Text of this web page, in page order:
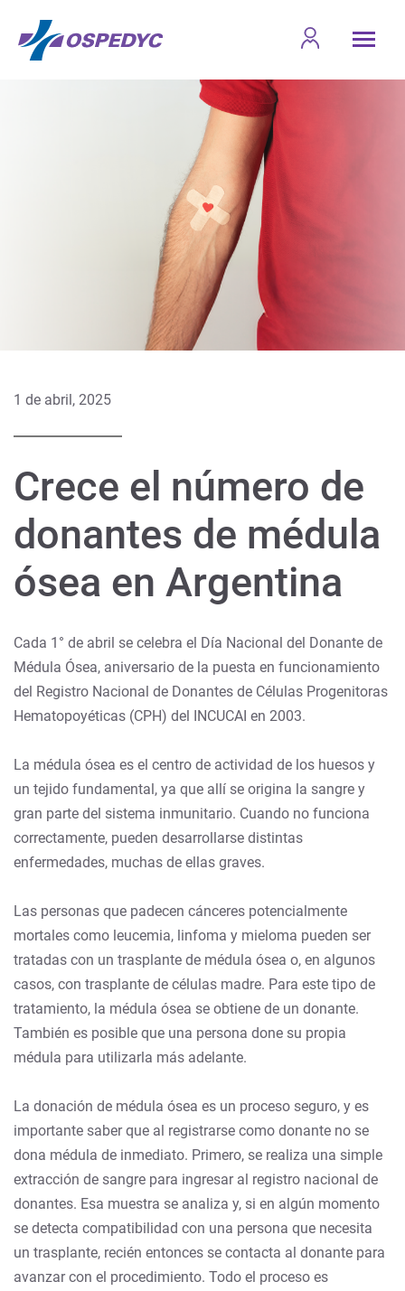
1 de abril, 2025
Crece el número de
donantes de médula
ósea en Argentina
Cada 1° de abril se celebra el Día Nacional del Donante de
Médula Ósea, aniversario de la puesta en funcionamiento
del Registro Nacional de Donantes de Células Progenitoras
Hematopoyéticas (CPH) del INCUCAI en 2003.
La médula ósea es el centro de actividad de los huesos y
un tejido fundamental, ya que allí se origina la sangre y
gran parte del sistema inmunitario. Cuando no funciona
correctamente, pueden desarrollarse distintas
enfermedades, muchas de ellas graves.
Las personas que padecen cánceres potencialmente
mortales como leucemia, linfoma y mieloma pueden ser
tratadas con un trasplante de médula ósea o, en algunos
casos, con trasplante de células madre. Para este tipo de
tratamiento, la médula ósea se obtiene de un donante.
También es posible que una persona done su propia
médula para utilizarla más adelante.
La donación de médula ósea es un proceso seguro, y es
importante saber que al registrarse como donante no se
dona médula de inmediato. Primero, se realiza una simple
extracción de sangre para ingresar al registro nacional de
donantes. Esa muestra se analiza y, si en algún momento
se detecta compatibilidad con una persona que necesita
un trasplante, recién entonces se contacta al donante para
avanzar con el procedimiento. Todo el proceso es